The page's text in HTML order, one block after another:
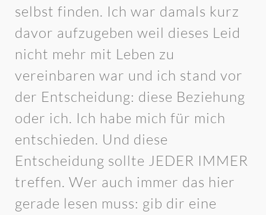
selbst finden. Ich war damals kurz
davor aufzugeben weil dieses Leid
nicht mehr mit Leben zu
vereinbaren war und ich stand vor
der Entscheidung: diese Beziehung
oder ich. Ich habe mich für mich
entschieden. Und diese
Entscheidung sollte JEDER IMMER
treffen. Wer auch immer das hier
gerade lesen muss: gib dir eine